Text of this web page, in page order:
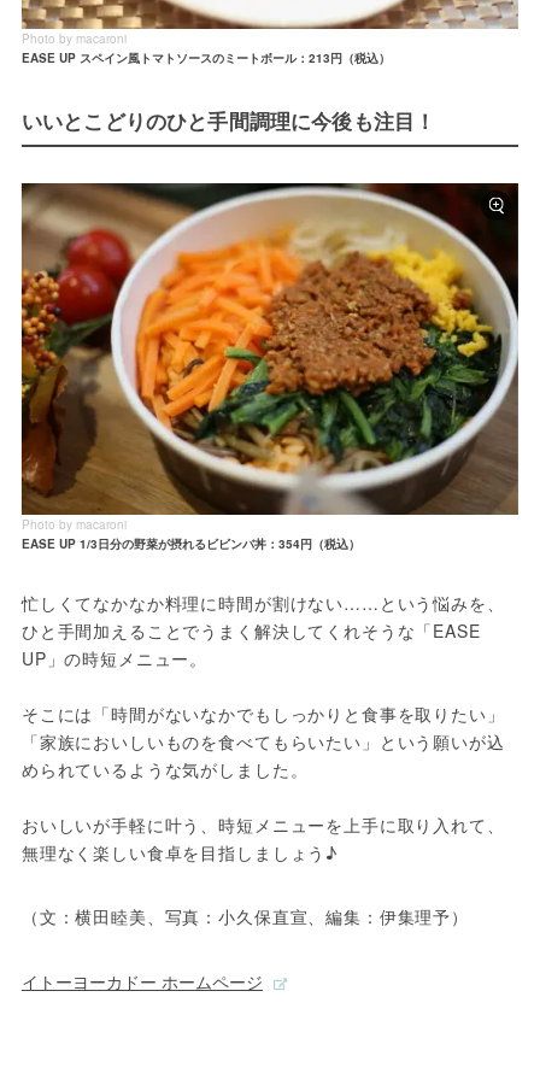
Photo by macaroni
EASE UP スペイン風トマトソースのミートボール：213円（税込）
いいとこどりのひと手間調理に今後も注目！
Photo by macaroni
EASE UP 1/3日分の野菜が摂れるビビンバ丼：354円（税込）
忙しくてなかなか料理に時間が割けない……という悩みを、
ひと手間加えることでうまく解決してくれそうな「EASE
UP」の時短メニュー。
そこには「時間がないなかでもしっかりと食事を取りたい」
「家族においしいものを食べてもらいたい」という願いが込
められているような気がしました。
おいしいが手軽に叶う、時短メニューを上手に取り入れて、
無理なく楽しい食卓を目指しましょう♪
（文：横田睦美、写真：小久保直宣、編集：伊集理予）
イトーヨーカドー ホームページ